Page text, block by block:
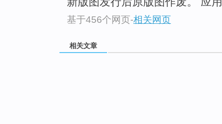
基于456个网页-相关网页
相关文章